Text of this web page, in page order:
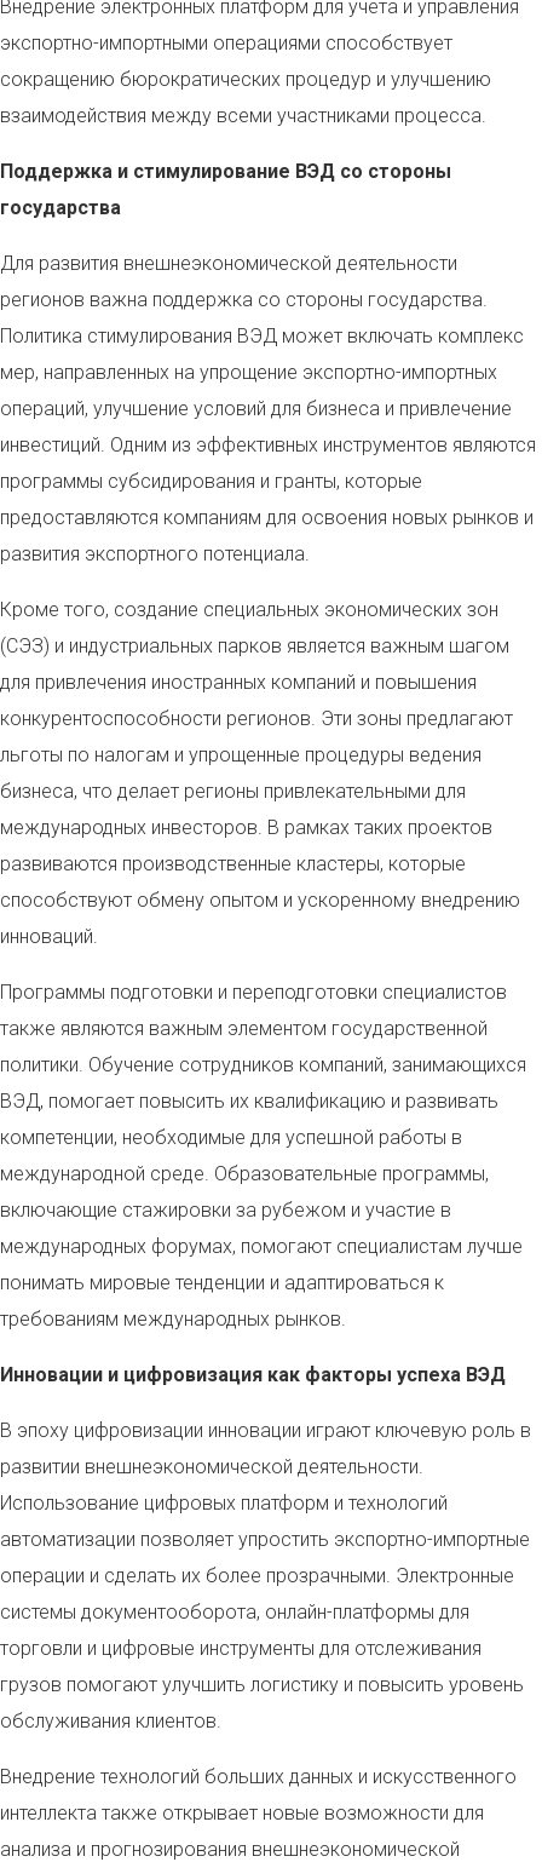
Внедрение электронных платформ для учета и управления
экспортно-импортными операциями способствует
сокращению бюрократических процедур и улучшению
взаимодействия между всеми участниками процесса.
Поддержка и стимулирование ВЭД со стороны
государства
Для развития внешнеэкономической деятельности
регионов важна поддержка со стороны государства.
Политика стимулирования ВЭД может включать комплекс
мер, направленных на упрощение экспортно-импортных
операций, улучшение условий для бизнеса и привлечение
инвестиций. Одним из эффективных инструментов являются
программы субсидирования и гранты, которые
предоставляются компаниям для освоения новых рынков и
развития экспортного потенциала.
Кроме того, создание специальных экономических зон
(СЭЗ) и индустриальных парков является важным шагом
для привлечения иностранных компаний и повышения
конкурентоспособности регионов. Эти зоны предлагают
льготы по налогам и упрощенные процедуры ведения
бизнеса, что делает регионы привлекательными для
международных инвесторов. В рамках таких проектов
развиваются производственные кластеры, которые
способствуют обмену опытом и ускоренному внедрению
инноваций.
Программы подготовки и переподготовки специалистов
также являются важным элементом государственной
политики. Обучение сотрудников компаний, занимающихся
ВЭД, помогает повысить их квалификацию и развивать
компетенции, необходимые для успешной работы в
международной среде. Образовательные программы,
включающие стажировки за рубежом и участие в
международных форумах, помогают специалистам лучше
понимать мировые тенденции и адаптироваться к
требованиям международных рынков.
Инновации и цифровизация как факторы успеха ВЭД
В эпоху цифровизации инновации играют ключевую роль в
развитии внешнеэкономической деятельности.
Использование цифровых платформ и технологий
автоматизации позволяет упростить экспортно-импортные
операции и сделать их более прозрачными. Электронные
системы документооборота, онлайн-платформы для
торговли и цифровые инструменты для отслеживания
грузов помогают улучшить логистику и повысить уровень
обслуживания клиентов.
Внедрение технологий больших данных и искусственного
интеллекта также открывает новые возможности для
анализа и прогнозирования внешнеэкономической